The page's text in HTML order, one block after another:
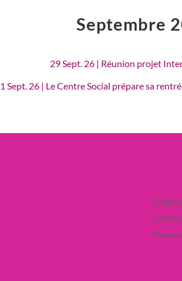
Septembre
29 Sept. 26 | Réunion projet
1 Sept. 26 | Le Centre Social prépare sa